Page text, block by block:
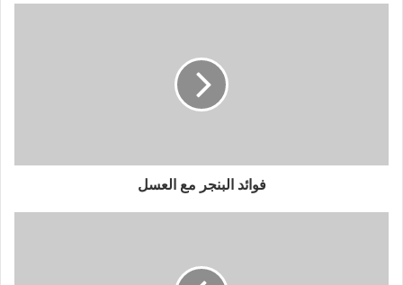
فوائد البنجر مع العسل